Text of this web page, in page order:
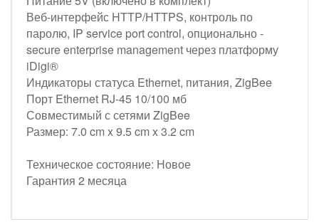
Веб-интерфейс HTTP/HTTPS, контроль по
паролю, IP service port control, опционально -
secure enterprise management через платформу
iDigi®
Индикаторы статуса Ethernet, питания, ZigBee
Порт Ethernet RJ-45 10/100 мб
Совместимый с сетями ZigBee
Размер: 7.0 cm x 9.5 cm x 3.2 cm
Техническое состояние: Новое
Гарантия 2 месяца